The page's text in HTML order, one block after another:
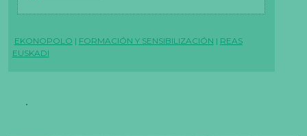
EKONOPOLO | FORMACIÓN Y SENSIBILIZACIÓN | REAS
EUSKADI